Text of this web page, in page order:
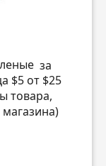
за
$5 от $25
товара,